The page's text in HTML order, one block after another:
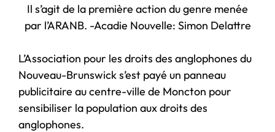
Il s’agit de la première action du genre menée
par l’ARANB. -Acadie Nouvelle: Simon Delattre
L’Association pour les droits des anglophones du
Nouveau-Brunswick s’est payé un panneau
publicitaire au centre-ville de Moncton pour
sensibiliser la population aux droits des
anglophones.